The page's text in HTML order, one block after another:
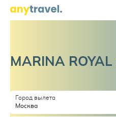
MARINA ROYAL
Город вылета
Москва